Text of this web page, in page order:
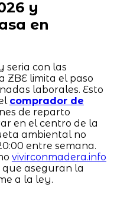
y
en
seria con las
ZBE limita el paso
laborales. Esto
comprador de
de reparto
en el centro de la
ambiental no
entre semana.
vivirconmadera.info
aseguran la
a la ley.